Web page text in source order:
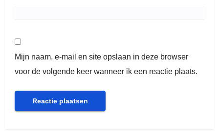
Mijn naam, e-mail en site opslaan in deze browser
voor de volgende keer wanneer ik een reactie plaats.